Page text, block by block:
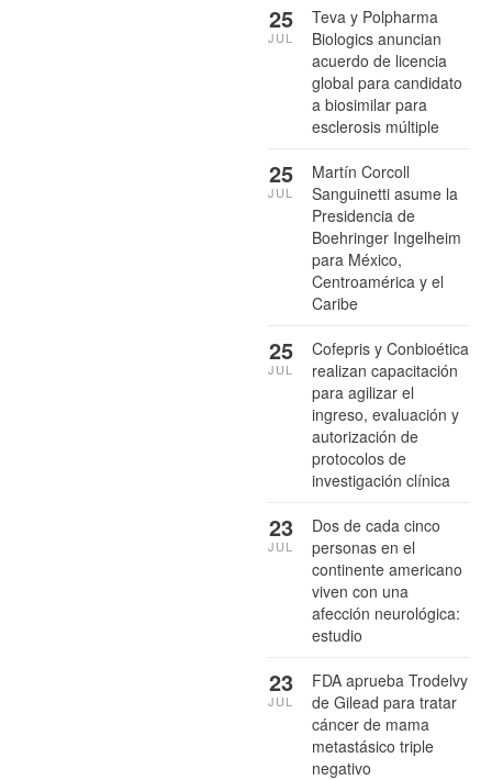
Teva y Polpharma
Biologics anuncian
acuerdo de licencia
global para candidato
a biosimilar para
esclerosis múltiple
25
JUL
Martín Corcoll
Sanguinetti asume la
Presidencia de
Boehringer Ingelheim
para México,
Centroamérica y el
Caribe
25
JUL
Cofepris y Conbioética
realizan capacitación
para agilizar el
ingreso, evaluación y
autorización de
protocolos de
investigación clínica
25
JUL
Dos de cada cinco
personas en el
continente americano
viven con una
afección neurológica:
estudio
23
JUL
FDA aprueba Trodelvy
de Gilead para tratar
cáncer de mama
metastásico triple
negativo
23
JUL